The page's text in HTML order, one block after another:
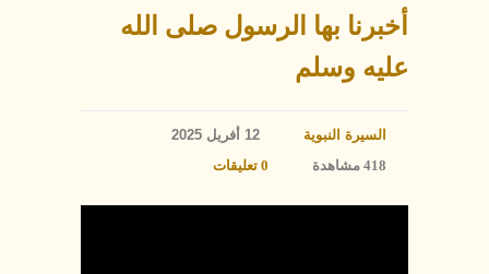
أخبرنا بها الرسول صلى الله
عليه وسلم
السيرة النبوية
12 أفريل 2025
418 مشاهدة
0 تعليقات